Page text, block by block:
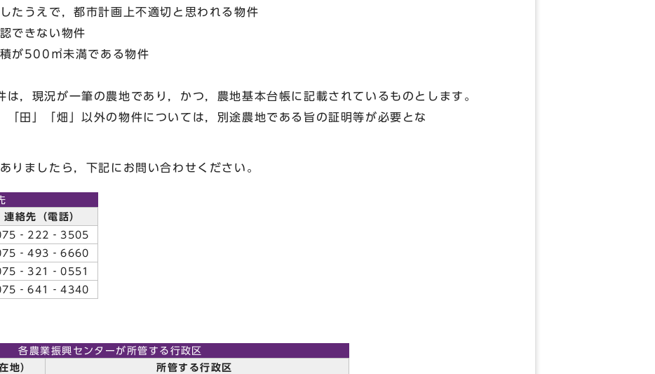
うえで，都市計画上不適切と思われる物件
きない物件
500㎡未満である物件
，現況が一筆の農地であり，かつ，農地基本台帳に記載されているものとします。
「田」「畑」以外の物件については，別途農地である旨の証明等が必要とな
ましたら，下記にお問い合わせください。
連絡先（電話）
各農業振興センターが所管する行政区
地）
所管する行政区